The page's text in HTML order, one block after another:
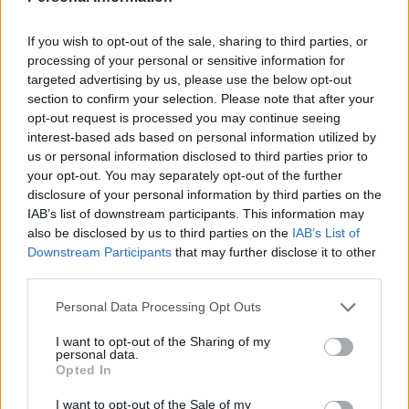
If you wish to opt-out of the sale, sharing to third parties, or
processing of your personal or sensitive information for
targeted advertising by us, please use the below opt-out
section to confirm your selection. Please note that after your
opt-out request is processed you may continue seeing
interest-based ads based on personal information utilized by
us or personal information disclosed to third parties prior to
your opt-out. You may separately opt-out of the further
disclosure of your personal information by third parties on the
IAB’s list of downstream participants. This information may
also be disclosed by us to third parties on the IAB’s List of
Downstream Participants that may further disclose it to other
Personal Data Processing Opt Outs
I want to opt-out of the Sharing of my
personal data.
Opted In
I want to opt-out of the Sale of my
la tarjeta.
Servicios de movilidad integrados
La tarjeta LPA Movilidad, donde se integra el nuevo
BonoGuagua, dispone de dos monederos diferenciados;
uno exclusivo para el uso de Guaguas Municipales, que
únicamente se recarga en las oficinas comerciales de la
compañía, en la Estación de San Telmo, en la red de
ventas desplegada por la Ciudad y, próximamente, en
las máquinas expendedoras que se ubicarán en
distintos puntos de la capital; y otro para los servicios
de aparcamientos regulados en superficie, que se
permite el abono de las zonas Azul y Verde y los
aparcamientos en superficie, como el ubicado en El
Rincón, y –si no dispone de saldo suficiente en el
monedero exclusivo de Guaguas Municipales- también